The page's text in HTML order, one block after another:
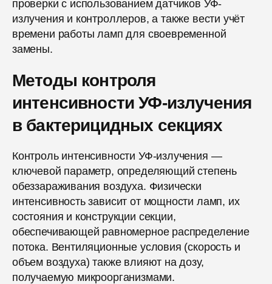
проверки с использованием датчиков УФ-
излучения и контроллеров, а также вести учёт
времени работы ламп для своевременной
замены.
Методы контроля
интенсивности УФ-излучения
в бактерицидных секциях
Контроль интенсивности УФ-излучения —
ключевой параметр, определяющий степень
обеззараживания воздуха. Физически
интенсивность зависит от мощности ламп, их
состояния и конструкции секции,
обеспечивающей равномерное распределение
потока. Вентиляционные условия (скорость и
объем воздуха) также влияют на дозу,
получаемую микроорганизмами.